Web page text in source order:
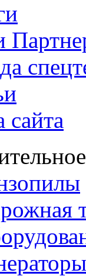
сайта